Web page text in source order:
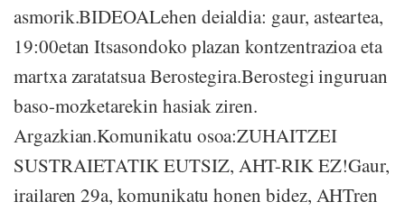
asmorik.BIDEOALehen deialdia: gaur, asteartea,
19:00etan Itsasondoko plazan kontzentrazioa eta
martxa zaratatsua Berostegira.Berostegi inguruan
baso-mozketarekin hasiak ziren.
Argazkian.Komunikatu osoa:ZUHAITZEI
SUSTRAIETATIK EUTSIZ, AHT-RIK EZ!Gaur,
irailaren 29a, komunikatu honen bidez, AHTren